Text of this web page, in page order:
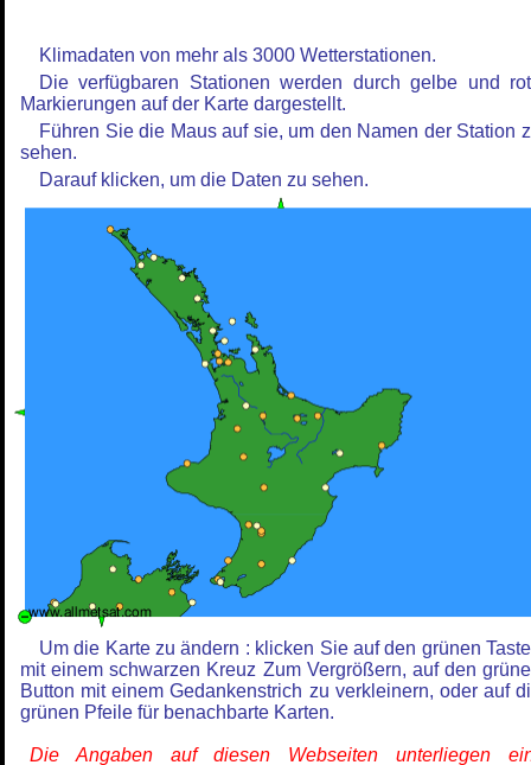
Klimadaten von mehr als 3000 Wetterstationen.
Die verfügbaren Stationen werden durch gelbe und
Markierungen auf der Karte dargestellt.
Führen Sie die Maus auf sie, um den Namen der Station
sehen.
Darauf klicken, um die Daten zu sehen.
Um die Karte zu ändern : klicken Sie auf den grünen
mit einem schwarzen Kreuz Zum Vergrößern, auf den
Button mit einem Gedankenstrich zu verkleinern, oder auf
grünen Pfeile für benachbarte Karten.
Die Angaben auf diesen Webseiten unterliegen